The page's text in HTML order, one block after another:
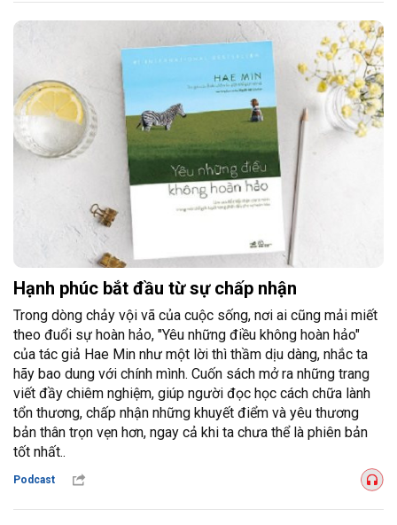
Hạnh phúc bắt đầu từ sự chấp nhận
Trong dòng chảy vội vã của cuộc sống, nơi ai cũng mải miết
theo đuổi sự hoàn hảo, "Yêu những điều không hoàn hảo"
của tác giả Hae Min như một lời thì thầm dịu dàng, nhắc ta
hãy bao dung với chính mình. Cuốn sách mở ra những trang
viết đầy chiêm nghiệm, giúp người đọc học cách chữa lành
tổn thương, chấp nhận những khuyết điểm và yêu thương
bản thân trọn vẹn hơn, ngay cả khi ta chưa thể là phiên bản
tốt nhất..
Podcast